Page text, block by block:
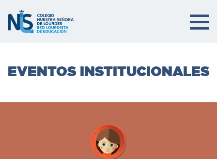
EVENTOS INSTITUCIONALES